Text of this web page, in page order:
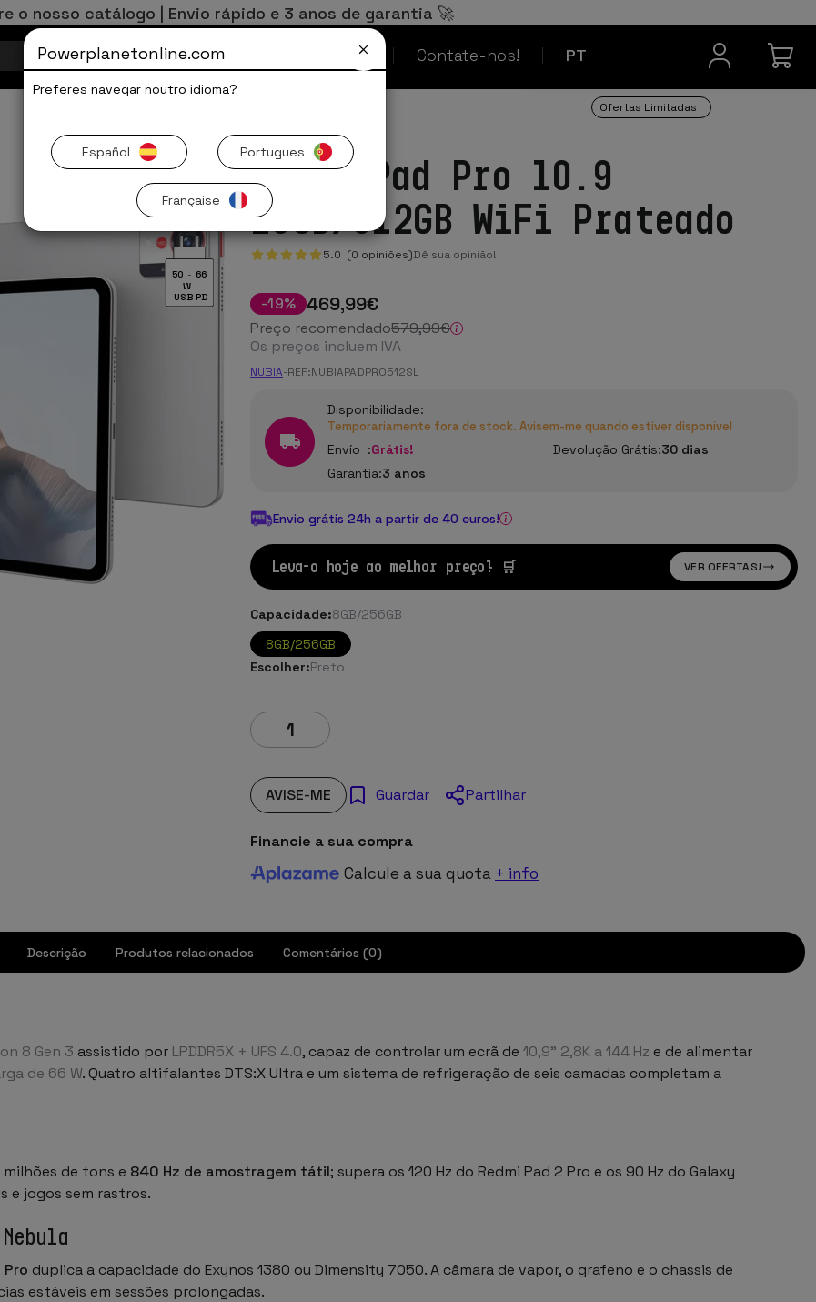
o nosso catálogo | Envio rápido e 3 anos de garantia 🚀
PT
Ofertas Limitadas Contate-nos!
Contacto
Ofertas Limitadas
50 - 66
W
USB PD
Nubia Pad Pro 10.9
16GB/512GB WiFi Prateado
5.0 (0 opiniões)Dê sua opinião!
-19% 469,99€
Preço recomendado579,99€
Os preços incluem IVA
NUBIA-REF:NUBIAPADPRO512SL
Disponibilidade:
Temporariamente fora de stock. Avisem-me quando estiver disponível
Envío :Grátis! Devolução Grátis:30 dias
Garantia:3 anos
Envio grátis 24h a partir de 40 euros!
Leva-o hoje ao melhor preço! 🛒 VER OFERTAS!
Capacidade:8GB/256GB
8GB/256GB
Escolher:Preto
AVISE-ME Guardar Partilhar
Financie a sua compra
Calcule a sua quota + info
Descrição Produtos relacionados Comentários (0)
8 Gen 3 assistido por LPDDR5X + UFS 4.0, capaz de controlar um ecrã de 10,9" 2,8K a 144 Hz e de alimentar
de 66 W. Quatro altifalantes DTS:X Ultra e um sistema de refrigeração de seis camadas completam a
milhões de tons e 840 Hz de amostragem tátil; supera os 120 Hz do Redmi Pad 2 Pro e os 90 Hz do Galaxy
e jogos sem rastros.
Pro duplica a capacidade do Exynos 1380 ou Dimensity 7050. A câmara de vapor, o grafeno e o chassis de
estáveis em sessões prolongadas.
Powerplanetonline.com
Preferes navegar noutro idioma?
Español Portugues
Française